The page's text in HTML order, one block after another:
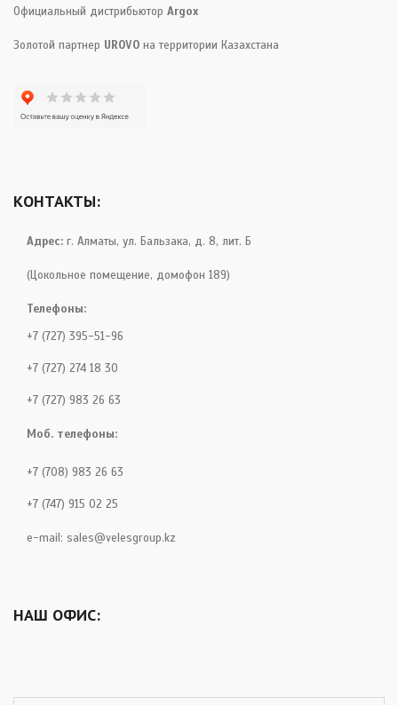
Официальный дистрибьютор Argox
Золотой партнер UROVO на территории Казахстана
КОНТАКТЫ:
Адрес: г. Алматы, ул. Бальзака, д. 8, лит. Б
(Цокольное помещение, домофон 189)
Телефоны:
+7 (727) 395-51-96
+7 (727) 274 18 30
+7 (727) 983 26 63
Моб. телефоны:
+7 (708) 983 26 63
+7 (747) 915 02 25
e-mail: sales@velesgroup.kz
НАШ ОФИС: